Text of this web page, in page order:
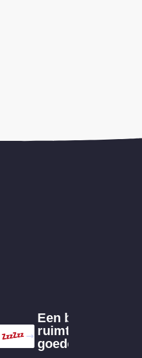
Een bed met
ruimte voor een
goede nachtrust